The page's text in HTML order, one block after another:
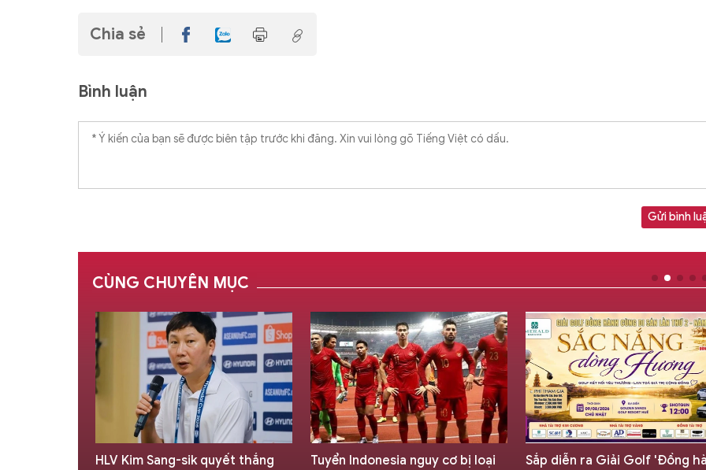
Chia sẻ
Bình luận
Gửi bình
CÙNG CHUYÊN MỤC
HLV Kim Sang-sik quyết thắng
Tuyển Indonesia nguy cơ bị loại
Sắp diễn ra Giải Golf 'Đồng